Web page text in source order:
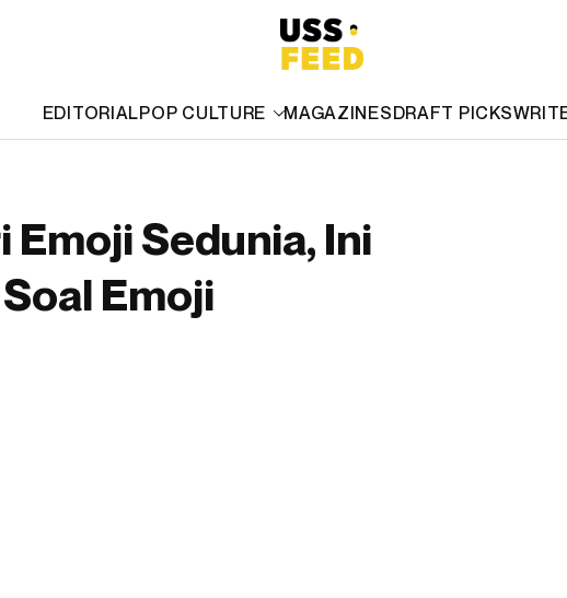
EDITORIALPOP CULTURE MAGAZINESDRAFT PICKS
Emoji Sedunia, Ini
Emoji